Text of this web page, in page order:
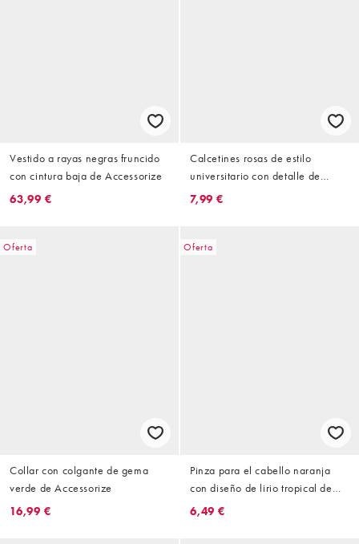
Vestido a rayas negras fruncido
con cintura baja de Accessorize
63,99 €
Calcetines rosas de estilo
universitario con detalle de
fresas de Accessorzie
7,99 €
Oferta
Collar con colgante de gema
verde de Accessorize
16,99 €
Oferta
Pinza para el cabello naranja
con diseño de lirio tropical de
Accessorize
6,49 €